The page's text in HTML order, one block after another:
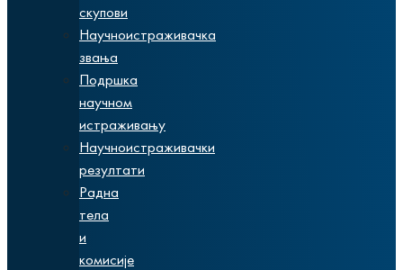
скупови
Научноистраживачка
звања
Подршка
научном
истраживању
Научноистраживачки
резултати
Радна
тела
и
комисије